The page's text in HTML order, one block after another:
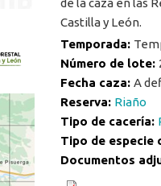
Castilla y León.
Temporada:
Número de lote:
Fecha caza: A
Reserva: Riaño
Tipo de cacería:
Tipo de especie
Documentos